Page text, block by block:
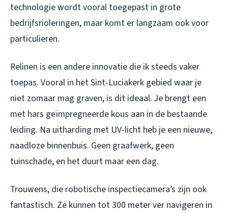
technologie wordt vooral toegepast in grote
bedrijfsrioleringen, maar komt er langzaam ook voor
particulieren.
Relinen is een andere innovatie die ik steeds vaker
toepas. Vooral in het Sint-Luciakerk gebied waar je
niet zomaar mag graven, is dit ideaal. Je brengt een
met hars geïmpregneerde kous aan in de bestaande
leiding. Na uitharding met UV-licht heb je een nieuwe,
naadloze binnenbuis. Geen graafwerk, geen
tuinschade, en het duurt maar een dag.
Trouwens, die robotische inspectiecamera’s zijn ook
fantastisch. Ze kunnen tot 300 meter ver navigeren in